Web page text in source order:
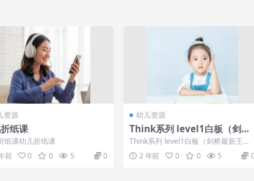
资源
纸课
纸课幼儿折纸课
前
0 0 5 0
幼儿资源
Think系列 level1白板（剑桥
最新王牌青少英语教材，五级
考试指定长线教材-EIM升级
版）
Think系列 level1白板（剑桥最新王牌
青少英语教材，五级考试指定长线教
材...2 年前 0 0 5